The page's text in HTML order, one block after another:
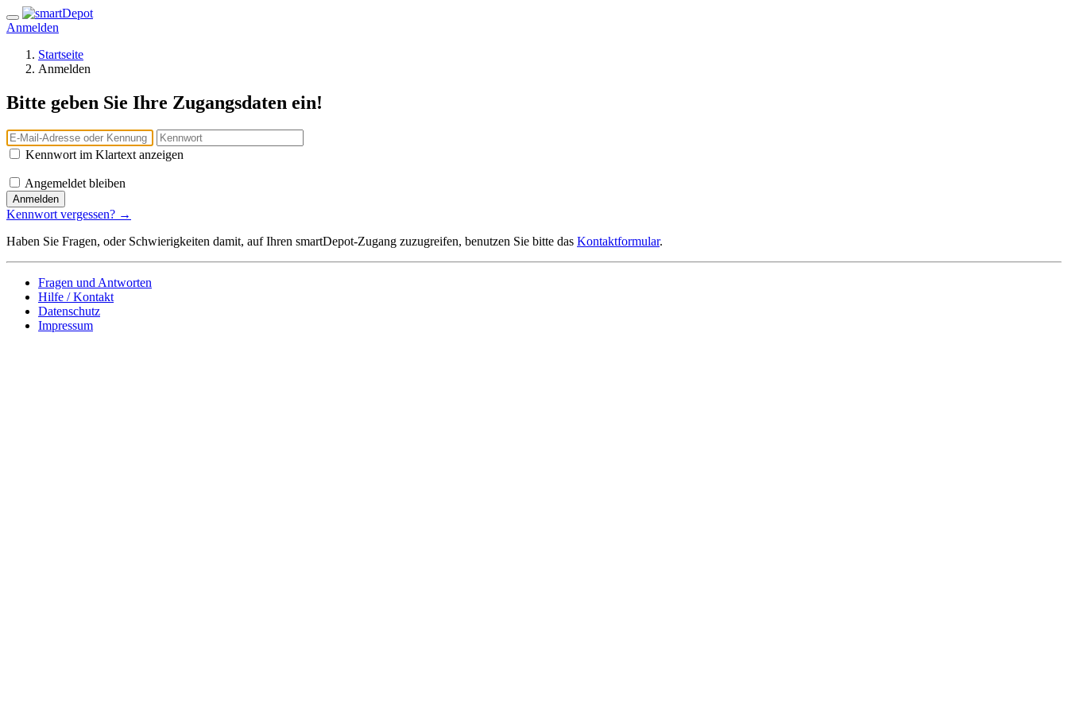
Anmelden
Startseite
Anmelden
Bitte geben Sie Ihre Zugangsdaten ein!
Kennwort im Klartext anzeigen
Angemeldet bleiben
Anmelden
Kennwort vergessen? →
Haben Sie Fragen, oder Schwierigkeiten damit, auf Ihren smartDepot-Zugang zuzugreifen, benutzen Sie bitte das Kontaktformular.
Fragen und Antworten
Hilfe / Kontakt
Datenschutz
Impressum